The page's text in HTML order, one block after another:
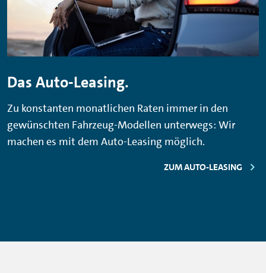
Das Auto-Leasing.
Zu konstanten monatlichen Raten immer in den
gewünschten Fahrzeug-Modellen unterwegs: Wir
machen es mit dem Auto-Leasing möglich.
ZUM AUTO-LEASING